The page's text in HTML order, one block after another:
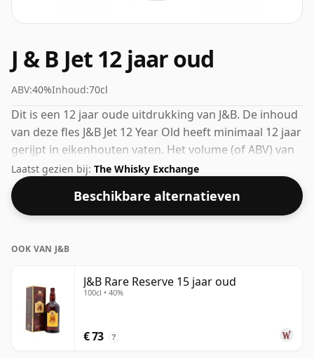
J & B Jet 12 jaar oud
ABV:40%Inhoud:70cl
Dit is een 12 jaar oude uitdrukking van J&B. De inhoud
van deze fles J&B Jet 12 Year Old heeft minimaal 12 jaar
gerijpt in eikenhouten vaten. Het volume (of ABV) van
deze whisky is 40 procent, wat gebruikelijk is voor
blended Scotch, hoewel veel single malts-whisky's
tegenwoordig op hogere sterktes worden gebotteld.
De flesgrootte is 70cl.
Laatst gezien bij: The Whisky Exchange
Beschikbare alternatieven
OOK VAN J&B
J&B Rare Reserve 15 jaar oud
100cl • 40%
€ 73 ?